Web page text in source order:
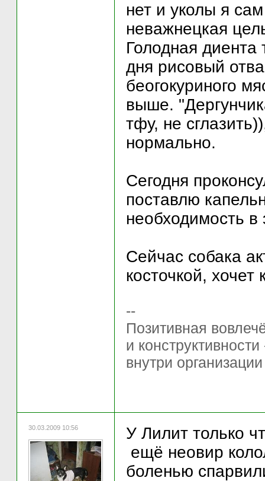
нет и уколы я
неважнецкая
Голодная диента
дня рисовый
беогокуриного
выше.
тфу, не
нормально.
Сегодня
поставлю
необходимость в
Сейчас собака
косточкой, хочет
--
Позитивная
и
внутри организации
30.03.2009 10:56
У Лилит только
ещё неовир
боленью